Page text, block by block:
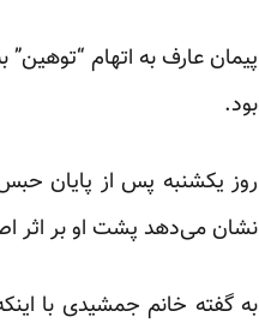
بود.
روز یکشنبه پس از پایان
نشان می‌دهد پشت او بر اثر
به گفته خانم جمشیدی با